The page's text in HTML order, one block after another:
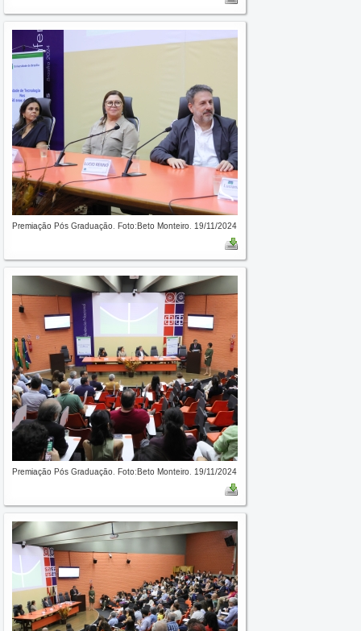
Premiação Pós Graduação. Foto:Beto Monteiro. 19/11/2024
Premiação Pós Graduação. Foto:Beto Monteiro. 19/11/2024